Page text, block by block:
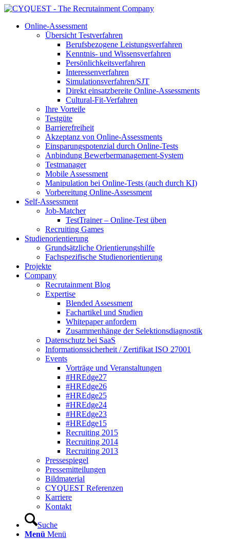
Online-Assessment
Übersicht Testverfahren
Berufsbezogene Leistungsverfahren
Kenntnis- und Wissensverfahren
Persönlichkeitsverfahren
Interessenverfahren
Simulationsverfahren/SJT
Direkt einsatzbereite Online-Assessments
Cultural-Fit-Verfahren
Ihre Vorteile
Testgüte
Barrierefreiheit
Akzeptanz von Online-Assessments
Einsparungspotenzial durch Online-Tests
Anbindung Bewerbermanagement-System
Testmanager
Mobile Assessment
Manipulation bei Online-Tests (auch durch KI)
Vorbereitung Online-Assessment
Self-Assessment
Job-Matcher
TestTrainer – Online-Test üben
Recruiting Games
Studienorientierung
Grundsätzliche Orientierungshilfe
Fachspezifische Studienorientierung
Projekte
Company
Recrutainment Blog
Expertise
Blended Assessment
Fachartikel und Studien
Whitepaper anfordern
Zusammenhänge der Selektionsdiagnostik
Datenschutz bei SaaS
Informationssicherheit / Zertifikat ISO 27001
Events
Vorträge und Veranstaltungen
#HREdge27
#HREdge26
#HREdge25
#HREdge24
#HREdge23
#HREdge15
Recruiting 2015
Recruiting 2014
Recruiting 2013
Pressespiegel
Pressemitteilungen
Bildmaterial
CYQUEST Referenzen
Karriere
Kontakt
Suche
Menü Menü